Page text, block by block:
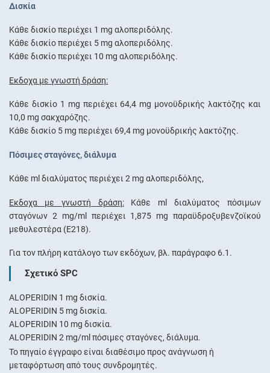
Δισκία
Κάθε δισκίο περιέχει 1 mg αλοπεριδόλης.
Κάθε δισκίο περιέχει 5 mg αλοπεριδόλης.
Κάθε δισκίο περιέχει 10 mg αλοπεριδόλης.
Έκδοχα με γνωστή δράση:
Κάθε δισκίο 1 mg περιέχει 64,4 mg μονοϋδρικής λακτόζης και
10,0 mg σακχαρόζης.
Κάθε δισκίο 5 mg περιέχει 69,4 mg μονοϋδρικής λακτόζης.
Πόσιμες σταγόνες, διάλυμα
Κάθε ml διαλύματος περιέχει 2 mg αλοπεριδόλης,
Έκδοχα με γνωστή δράση:Κάθε ml διαλύματος πόσιμων
σταγόνων 2 mg/ml περιέχει 1,875 mg παραϋδροξυβενζοϊκού
μεθυλεστέρα (Ε218).
Για τον πλήρη κατάλογο των εκδόχων, βλ. παράγραφο 6.1.
Σχετικό SPC
ALOPERIDIN 1 mg δισκία.
ALOPERIDIN 5 mg δισκία.
ALOPERIDIN 10 mg δισκία.
ALOPERIDIN 2 mg/ml πόσιμες σταγόνες, διάλυμα.
Το πηγαίο έγγραφο είναι διαθέσιμο προς ανάγνωση ή
μεταφόρτωση από τους συνδρομητές.